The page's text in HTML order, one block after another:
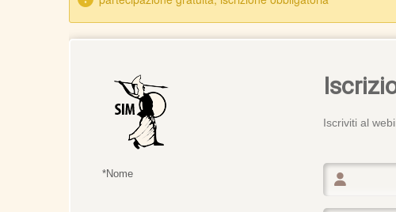
Iscriviti al
*Nome